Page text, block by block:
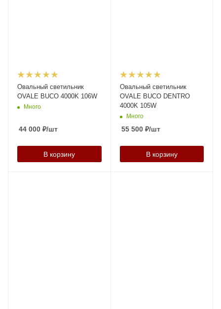
Овальный светильник
OVALE BUCO 4000K 106W
Много
44 000 ₽/шт
В корзину
Овальный светильник
OVALE BUCO DENTRO
4000K 105W
Много
55 500₽/шт
В корзину